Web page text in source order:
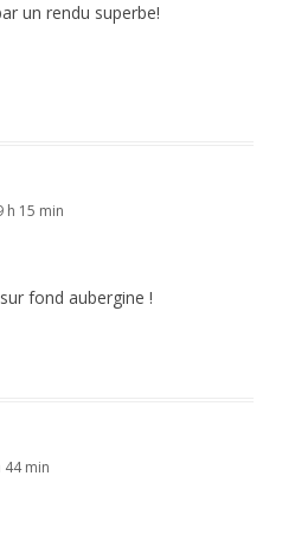
un rendu superbe!
h 15 min
fond aubergine !
44 min